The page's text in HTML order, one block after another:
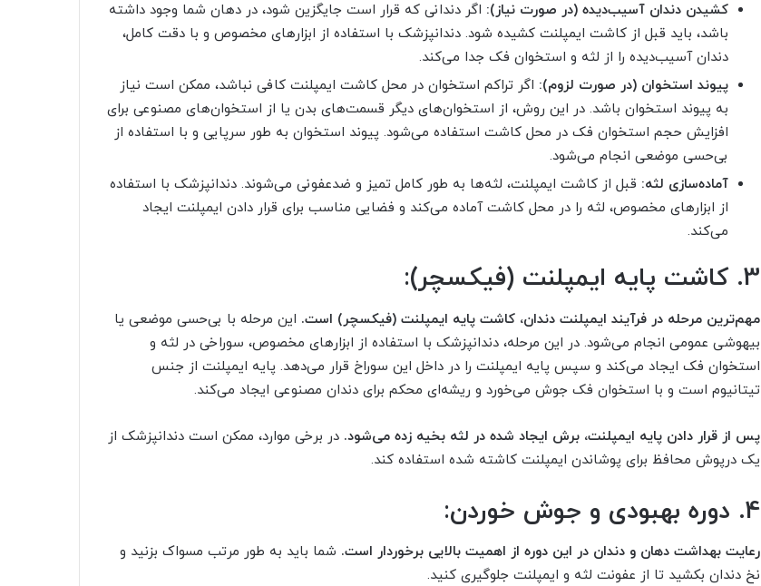
کشیدن دندان آسیب‌دیده (در صورت نیاز): اگر دندانی که قرار است جایگزین شود، در دهان شما وجود داشته
باشد، باید قبل از کاشت ایمپلنت کشیده شود. دندانپزشک با استفاده از ابزارهای مخصوص و با دقت کامل،
دندان آسیب‌دیده را از لثه و استخوان فک جدا می‌کند.
پیوند استخوان (در صورت لزوم): اگر تراکم استخوان در محل کاشت ایمپلنت کافی نباشد، ممکن است نیاز
به پیوند استخوان باشد. در این روش، از استخوان‌های دیگر قسمت‌های بدن یا از استخوان‌های مصنوعی برای
افزایش حجم استخوان فک در محل کاشت استفاده می‌شود. پیوند استخوان به طور سرپایی و با استفاده از
بی‌حسی موضعی انجام می‌شود.
آماده‌سازی لثه: قبل از کاشت ایمپلنت، لثه‌ها به طور کامل تمیز و ضدعفونی می‌شوند. دندانپزشک با استفاده
از ابزارهای مخصوص، لثه را در محل کاشت آماده می‌کند و فضایی مناسب برای قرار دادن ایمپلنت ایجاد
می‌کند.
3. کاشت پایه ایمپلنت (فیکسچر):
مهم‌ترین مرحله در فرآیند ایمپلنت دندان، کاشت پایه ایمپلنت (فیکسچر) است. این مرحله با بی‌حسی موضعی یا
بیهوشی عمومی انجام می‌شود. در این مرحله، دندانپزشک با استفاده از ابزارهای مخصوص، سوراخی در لثه و
استخوان فک ایجاد می‌کند و سپس پایه ایمپلنت را در داخل این سوراخ قرار می‌دهد. پایه ایمپلنت از جنس
تیتانیوم است و با استخوان فک جوش می‌خورد و ریشه‌ای محکم برای دندان مصنوعی ایجاد می‌کند.
پس از قرار دادن پایه ایمپلنت، برش ایجاد شده در لثه بخیه زده می‌شود. در برخی موارد، ممکن است دندانپزشک از
یک درپوش محافظ برای پوشاندن ایمپلنت کاشته شده استفاده کند.
4. دوره بهبودی و جوش خوردن:
رعایت بهداشت دهان و دندان در این دوره از اهمیت بالایی برخوردار است. شما باید به طور مرتب مسواک بزنید و
نخ دندان بکشید تا از عفونت لثه و ایمپلنت جلوگیری کنید.